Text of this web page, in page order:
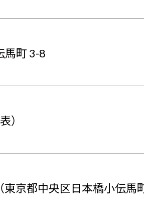
馬町 3-8
）
京都中央区日本橋小伝馬